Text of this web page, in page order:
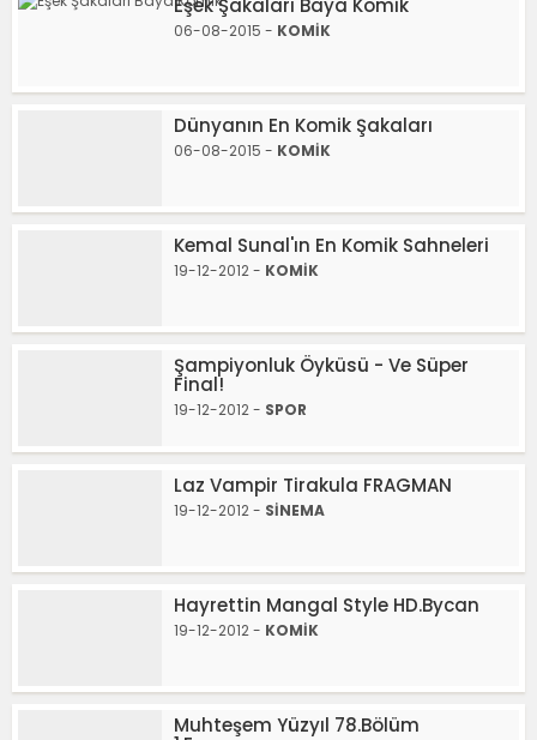
Eşek Şakaları Baya Komik
06-08-2015 - KOMİK
Dünyanın En Komik Şakaları
06-08-2015 - KOMİK
Kemal Sunal'ın En Komik Sahneleri
19-12-2012 - KOMİK
Şampiyonluk Öyküsü - Ve Süper
Final!
19-12-2012 - SPOR
Laz Vampir Tirakula FRAGMAN
19-12-2012 - SİNEMA
Hayrettin Mangal Style HD.Bycan
19-12-2012 - KOMİK
Muhteşem Yüzyıl 78.Bölüm